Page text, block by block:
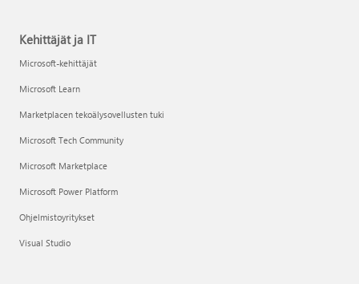
Kehittäjät ja IT
Microsoft-kehittäjät
Microsoft Learn
Marketplacen tekoälysovellusten tuki
Microsoft Tech Community
Microsoft Marketplace
Microsoft Power Platform
Ohjelmistoyritykset
Visual Studio